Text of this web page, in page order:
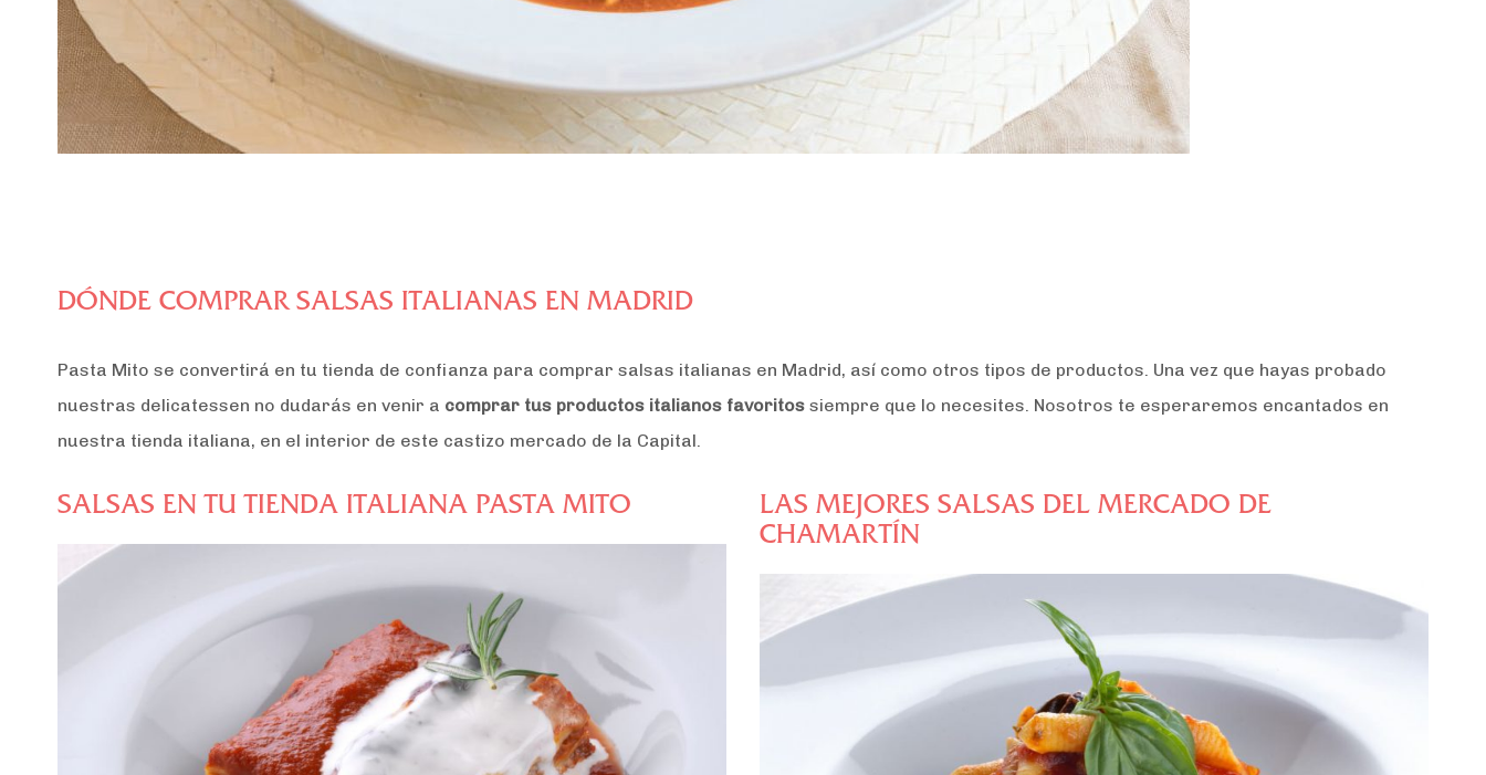
DÓNDE COMPRAR SALSAS ITALIANAS EN MADRID
Pasta Mito se convertirá en tu tienda de confianza para comprar salsas italianas en Madrid, así como otros tipos de productos. Una vez que hayas probado
nuestras delicatessen no dudarás en venir a comprar tus productos italianos favoritos siempre que lo necesites. Nosotros te esperaremos encantados en
nuestra tienda italiana, en el interior de este castizo mercado de la Capital.
SALSAS EN TU TIENDA ITALIANA PASTA MITO
LAS MEJORES SALSAS DEL MERCADO DE
CHAMARTÍN